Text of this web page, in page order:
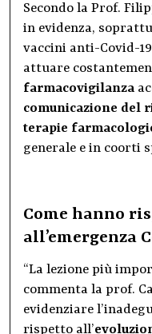
Secondo la Prof.
in evidenza,
vaccini anti-Covid-
attuare
farmacovigilanza
comunicazione del
terapie
generale e in coorti
Come hanno
all’emergenza
“La lezione più
commenta la prof.
evidenziare
rispetto all’